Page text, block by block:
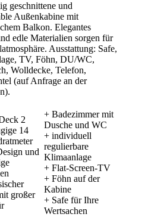
geschnittene und
Außenkabine mit
Balkon. Elegantes
edle Materialien sorgen für
Ausstattung: Safe,
TV, Föhn, DU/WC,
Wolldecke, Telefon,
(auf Anfrage an der
2
14
und
großer
+ Badezimmer mit
Dusche und WC
+ individuell
regulierbare
Klimaanlage
+ Flat-Screen-TV
+ Föhn auf der
Kabine
+ Safe für Ihre
Wertsachen